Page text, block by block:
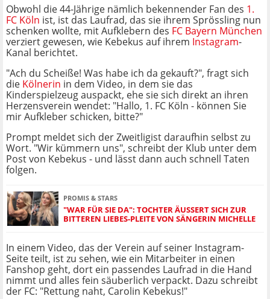
Obwohl die 44-Jährige nämlich bekennender Fan des 1.
FC Köln ist, ist das Laufrad, das sie ihrem Sprössling nun
schenken wollte, mit Aufklebern des FC Bayern München
verziert gewesen, wie Kebekus auf ihrem Instagram-
Kanal berichtet.
"Ach du Scheiße! Was habe ich da gekauft?", fragt sich
die Kölnerin in dem Video, in dem sie das
Kinderspielzeug auspackt, ehe sie sich direkt an ihren
Herzensverein wendet: "Hallo, 1. FC Köln - können Sie
mir Aufkleber schicken, bitte?"
Prompt meldet sich der Zweitligist daraufhin selbst zu
Wort. "Wir kümmern uns", schreibt der Klub unter dem
Post von Kebekus - und lässt dann auch schnell Taten
folgen.
PROMIS & STARS
"WAR FÜR SIE DA": TOCHTER ÄUSSERT SICH ZUR B
ITTEREN LIEBES-PLEITE VON SÄNGERIN MICHELLE
In einem Video, das der Verein auf seiner Instagram-
Seite teilt, ist zu sehen, wie ein Mitarbeiter in einen
Fanshop geht, dort ein passendes Laufrad in die Hand
nimmt und alles fein säuberlich verpackt. Dazu schreibt
der FC: "Rettung naht, Carolin Kebekus!"